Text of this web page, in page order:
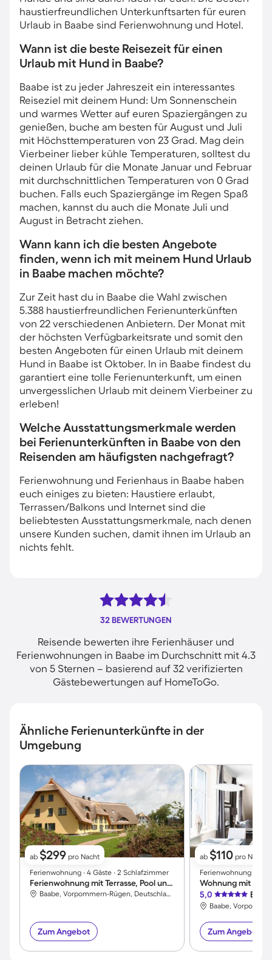
haustierfreundlichen Unterkunftsarten für euren
Urlaub in Baabe sind Ferienwohnung und Hotel.
Wann ist die beste Reisezeit für einen
Urlaub mit Hund in Baabe?
Baabe ist zu jeder Jahreszeit ein interessantes
Reiseziel mit deinem Hund: Um Sonnenschein
und warmes Wetter auf euren Spaziergängen zu
genießen, buche am besten für August und Juli
mit Höchsttemperaturen von 23 Grad. Mag dein
Vierbeiner lieber kühle Temperaturen, solltest du
deinen Urlaub für die Monate Januar und Februar
mit durchschnittlichen Temperaturen von 0 Grad
buchen. Falls euch Spaziergänge im Regen Spaß
machen, kannst du auch die Monate Juli und
August in Betracht ziehen.
Wann kann ich die besten Angebote
finden, wenn ich mit meinem Hund Urlaub
in Baabe machen möchte?
Zur Zeit hast du in Baabe die Wahl zwischen
5.388 haustierfreundlichen Ferienunterkünften
von 22 verschiedenen Anbietern. Der Monat mit
der höchsten Verfügbarkeitsrate und somit den
besten Angeboten für einen Urlaub mit deinem
Hund in Baabe ist Oktober. In in Baabe findest du
garantiert eine tolle Ferienunterkunft, um einen
unvergesslichen Urlaub mit deinem Vierbeiner zu
erleben!
Welche Ausstattungsmerkmale werden
bei Ferienunterkünften in Baabe von den
Reisenden am häufigsten nachgefragt?
Ferienwohnung und Ferienhaus in Baabe haben
euch einiges zu bieten: Haustiere erlaubt,
Terrassen/Balkons und Internet sind die
beliebtesten Ausstattungsmerkmale, nach denen
unsere Kunden suchen, damit ihnen im Urlaub an
nichts fehlt.
32 BEWERTUNGEN
Reisende bewerten ihre Ferienhäuser und
Ferienwohnungen in Baabe im Durchschnitt mit 4.3
von 5 Sternen – basierend auf 32 verifizierten
Gästebewertungen auf HomeToGo.
Ähnliche Ferienunterkünfte in der
Umgebung
ab $299 pro Nacht
Ferienwohnung ∙ 4 Gäste ∙ 2 Schlafzimmer
Ferienwohnung mit Terrasse, Pool und Sauna
Baabe, Vorpommern-Rügen, Deutschland
Zum Angebot
ab $110 pro Nacht
Ferienwohnung ∙ 2
5,0
Zum Angebot